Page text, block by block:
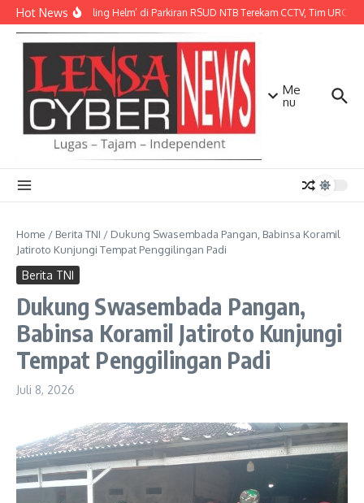
Lewati ke konten
Hot NewsAksi ‘Maling Helm’ di Parkiran RSUD NTB Terekam CCTV, Tim URC
Me
nu
Home / Berita TNI / Dukung Swasembada Pangan, Babinsa Koramil
Jatiroto Kunjungi Tempat Penggilingan Padi
Berita TNI
Dukung Swasembada Pangan,
Babinsa Koramil Jatiroto Kunjungi
Tempat Penggilingan Padi
Juli 8, 2026